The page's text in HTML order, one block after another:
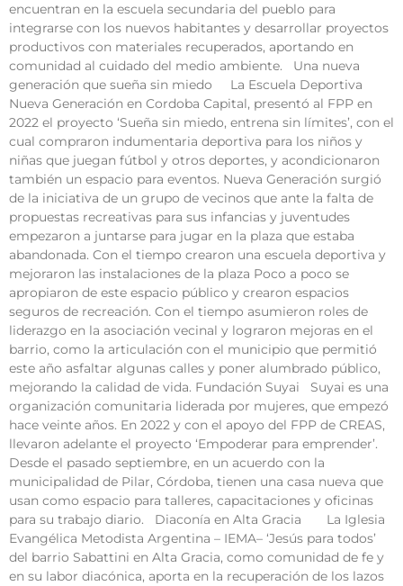
encuentran en la escuela secundaria del pueblo para
integrarse con los nuevos habitantes y desarrollar proyectos
productivos con materiales recuperados, aportando en
comunidad al cuidado del medio ambiente. Una nueva
generación que sueña sin miedo La Escuela Deportiva
Nueva Generación en Cordoba Capital, presentó al FPP en
2022 el proyecto ‘Sueña sin miedo, entrena sin límites’, con el
cual compraron indumentaria deportiva para los niños y
niñas que juegan fútbol y otros deportes, y acondicionaron
también un espacio para eventos. Nueva Generación surgió
de la iniciativa de un grupo de vecinos que ante la falta de
propuestas recreativas para sus infancias y juventudes
empezaron a juntarse para jugar en la plaza que estaba
abandonada. Con el tiempo crearon una escuela deportiva y
mejoraron las instalaciones de la plaza Poco a poco se
apropiaron de este espacio público y crearon espacios
seguros de recreación. Con el tiempo asumieron roles de
liderazgo en la asociación vecinal y lograron mejoras en el
barrio, como la articulación con el municipio que permitió
este año asfaltar algunas calles y poner alumbrado público,
mejorando la calidad de vida. Fundación Suyai Suyai es una
organización comunitaria liderada por mujeres, que empezó
hace veinte años. En 2022 y con el apoyo del FPP de CREAS,
llevaron adelante el proyecto ‘Empoderar para emprender’.
Desde el pasado septiembre, en un acuerdo con la
municipalidad de Pilar, Córdoba, tienen una casa nueva que
usan como espacio para talleres, capacitaciones y oficinas
para su trabajo diario. Diaconía en Alta Gracia La Iglesia
Evangélica Metodista Argentina – IEMA– ‘Jesús para todos’
del barrio Sabattini en Alta Gracia, como comunidad de fe y
en su labor diacónica, aporta en la recuperación de los lazos